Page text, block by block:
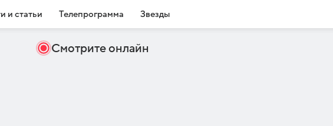
и статьи Телепрограмма Звезды
Смотрите онлайн